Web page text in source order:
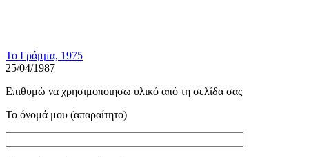
Το Γράμμα, 1975
25/04/1987
Επιθυμώ να χρησιμοποιησω υλικό από τη σελίδα σας
Το όνομά μου (απαραίτητο)